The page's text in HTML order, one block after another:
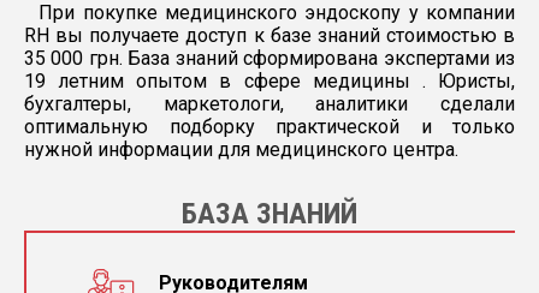
При покупке медицинского эндоскопу у компании
RH вы получаете доступ к базе знаний стоимостью в
35 000 грн. База знаний сформирована экспертами из
19 летним опытом в сфере медицины . Юристы,
бухгалтеры, маркетологи, аналитики сделали
оптимальную подборку практической и только
нужной информации для медицинского центра.
БАЗА ЗНАНИЙ
Руководителям